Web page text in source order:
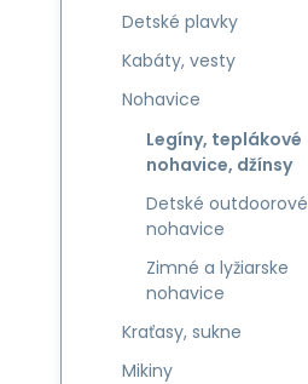
Detské plavky
Kabáty, vesty
Nohavice
Legíny, teplákové
nohavice, džínsy
Detské outdoorové
nohavice
Zimné a lyžiarske
nohavice
Kraťasy, sukne
Mikiny